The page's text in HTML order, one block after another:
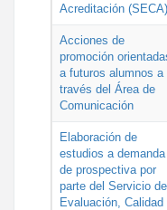
Acreditación (SECA)
Acciones de
promoción
a futuros alumnos a
través del Área de
Comunicación
Elaboración de
estudios a
de prospectiva por
parte del Servicio de
Evaluación, Calidad